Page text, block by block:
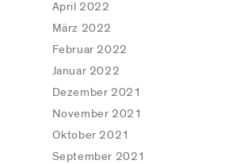
April 2022
März 2022
Februar 2022
Januar 2022
Dezember 2021
November 2021
Oktober 2021
September 2021